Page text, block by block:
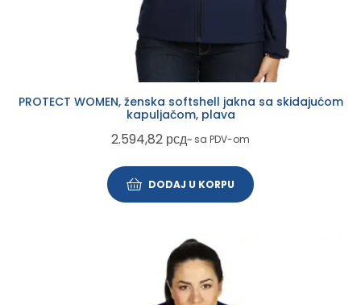
PROTECT WOMEN, ženska softshell jakna sa skidajućom
kapuljačom, plava
2.594,82 рсд~ sa PDV-om
DODAJ U KORPU